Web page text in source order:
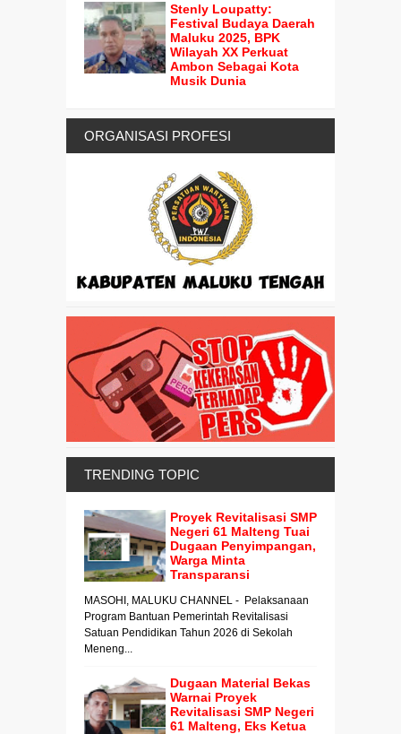
Stenly Loupatty:
Festival Budaya Daerah
Maluku 2025, BPK
Wilayah XX Perkuat
Ambon Sebagai Kota
Musik Dunia
ORGANISASI PROFESI
TRENDING TOPIC
Proyek Revitalisasi SMP
Negeri 61 Malteng Tuai
Dugaan Penyimpangan,
Warga Minta
Transparansi
MASOHI, MALUKU CHANNEL - Pelaksanaan
Program Bantuan Pemerintah Revitalisasi
Satuan Pendidikan Tahun 2026 di Sekolah
Meneng...
Dugaan Material Bekas
Warnai Proyek
Revitalisasi SMP Negeri
61 Malteng, Eks Ketua